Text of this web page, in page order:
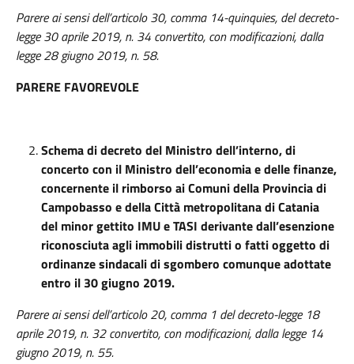
Parere ai sensi dell’articolo 30, comma 14-quinquies, del decreto-
legge 30 aprile 2019, n. 34 convertito, con modificazioni, dalla
legge 28 giugno 2019, n. 58.
PARERE FAVOREVOLE
Schema di decreto del Ministro dell’interno, di
concerto con il Ministro dell’economia e delle finanze,
concernente il rimborso ai Comuni della Provincia di
Campobasso e della Città metropolitana di Catania
del minor gettito IMU e TASI derivante dall’esenzione
riconosciuta agli immobili distrutti o fatti oggetto di
ordinanze sindacali di sgombero comunque adottate
entro il 30 giugno 2019.
Parere ai sensi dell’articolo 20, comma 1 del decreto-legge 18
aprile 2019, n. 32 convertito, con modificazioni, dalla legge 14
giugno 2019, n. 55.